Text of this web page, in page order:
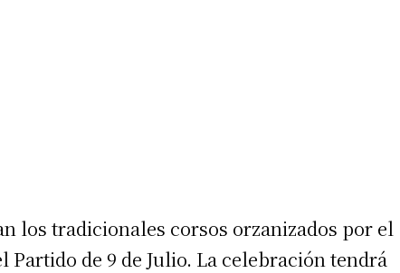
los tradicionales corsos orzanizados por el
de 9 de Julio. La celebración tendrá